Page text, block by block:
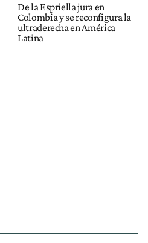
De la Espriella jura en
Colombia y se reconfigura la
ultraderecha en América
Latina